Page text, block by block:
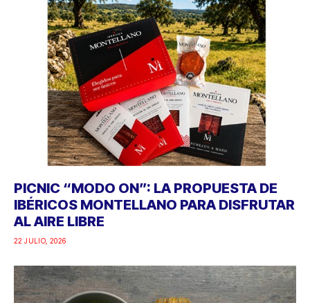
PICNIC “MODO ON”: LA PROPUESTA DE
IBÉRICOS MONTELLANO PARA DISFRUTAR
AL AIRE LIBRE
22 JULIO, 2026